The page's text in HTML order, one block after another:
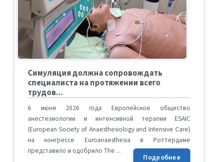
Симуляция должна сопровождать
специалиста на протяжении всего
трудов...
6 июня 2026 года Европейское общество
анестезиологии и интенсивной терапии ESAIC
(European Society of Anaesthesiology and Intensive Care)
на конгрессе Euroanaesthesia в Роттердаме
представило и одобрило The ...
Подробнее